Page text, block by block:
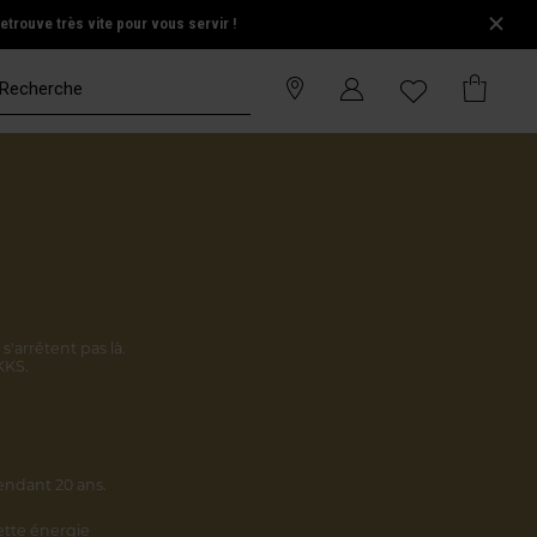
très vite pour vous servir !
pas là.
20 ans.
énergie